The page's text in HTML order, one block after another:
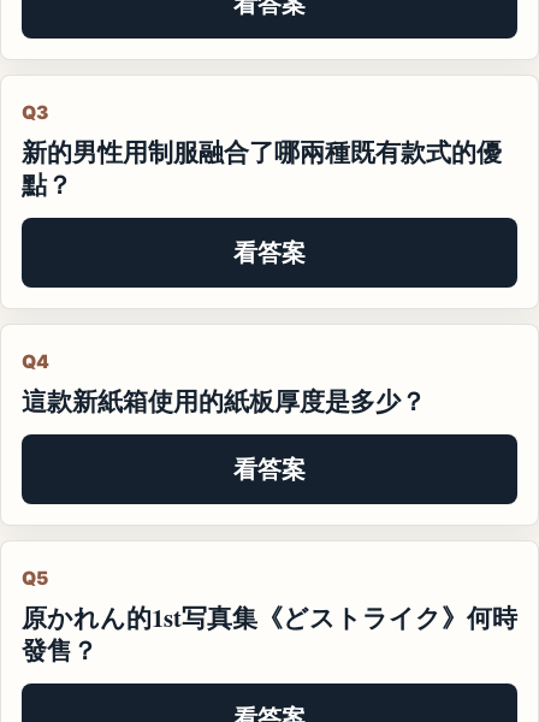
Q3
新的男性用制服融合了哪兩種既有款式的優
點？
看答案
Q4
這款新紙箱使用的紙板厚度是多少？
看答案
Q5
原かれん的1st写真集《どストライク》何時
發售？